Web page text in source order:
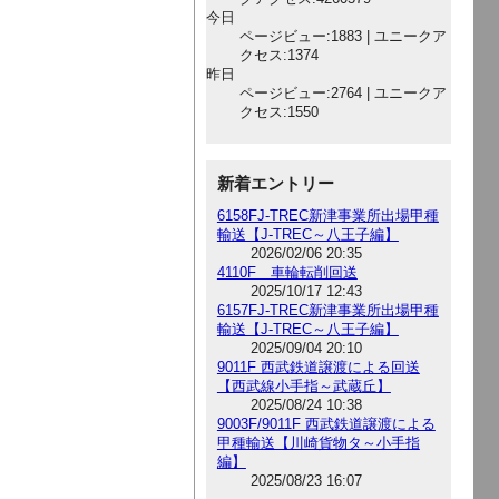
今日
ページビュー:1883 | ユニークア
クセス:1374
昨日
ページビュー:2764 | ユニークア
クセス:1550
新着エントリー
6158FJ-TREC新津事業所出場甲種
輸送【J-TREC～八王子編】
2026/02/06 20:35
4110F 車輪転削回送
2025/10/17 12:43
6157FJ-TREC新津事業所出場甲種
輸送【J-TREC～八王子編】
2025/09/04 20:10
9011F 西武鉄道譲渡による回送
【西武線小手指～武蔵丘】
2025/08/24 10:38
9003F/9011F 西武鉄道譲渡による
甲種輸送【川崎貨物タ～小手指
編】
2025/08/23 16:07